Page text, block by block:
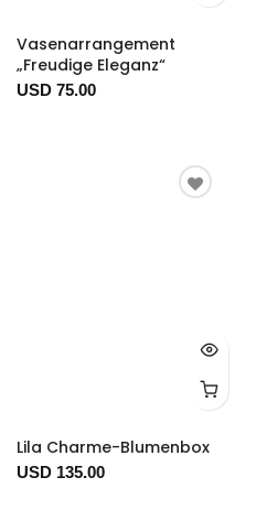
Vasenarrangement
„Freudige Eleganz“
USD 75.00
Lila Charme-Blumenbox
USD 135.00